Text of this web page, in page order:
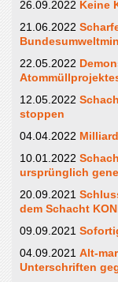
26.09.2022 Keine
21.06.2022
22.05.2022
12.05.2022
stoppen
04.04.2022
10.01.2022
ursprünglich
20.09.2021
dem Schacht
09.09.2021
04.09.2021 Alt-
Unterschriften